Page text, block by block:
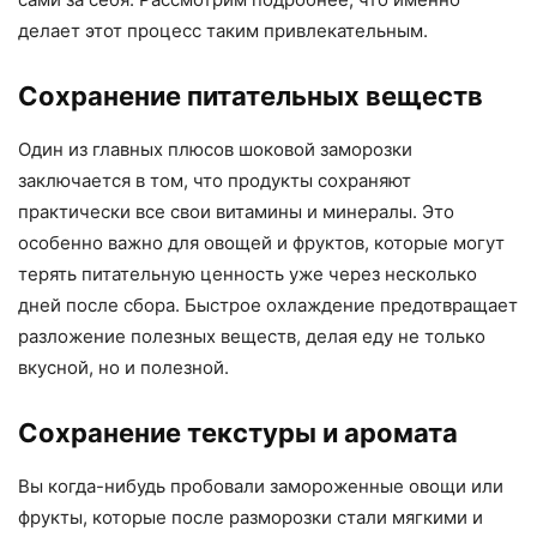
делает этот процесс таким привлекательным.
Сохранение питательных веществ
Один из главных плюсов шоковой заморозки
заключается в том, что продукты сохраняют
практически все свои витамины и минералы. Это
особенно важно для овощей и фруктов, которые могут
терять питательную ценность уже через несколько
дней после сбора. Быстрое охлаждение предотвращает
разложение полезных веществ, делая еду не только
вкусной, но и полезной.
Сохранение текстуры и аромата
Вы когда-нибудь пробовали замороженные овощи или
фрукты, которые после разморозки стали мягкими и